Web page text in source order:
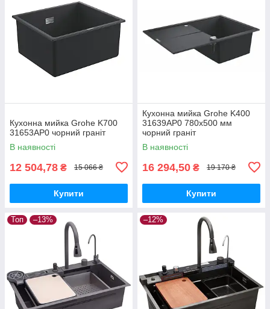
Кухонна мийка Grohe K700
31653AP0 чорний граніт
В наявності
12 504,78 ₴ 15 066 ₴
Купити
Кухонна мийка Grohe K400
31639AP0 780x500 мм
чорний граніт
В наявності
16 294,50 ₴ 19 170 ₴
Купити
Топ –13% –12%